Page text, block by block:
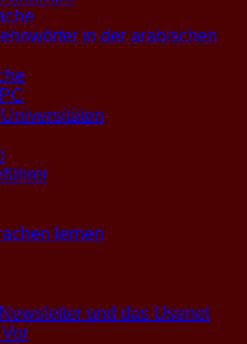
in der arabischen
lernen
und das Usenet